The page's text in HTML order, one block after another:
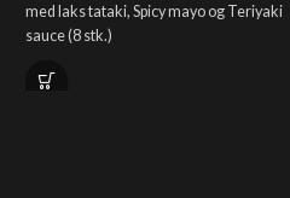
med laks tataki, Spicy mayo og Teriyaki
sauce (8 stk.)